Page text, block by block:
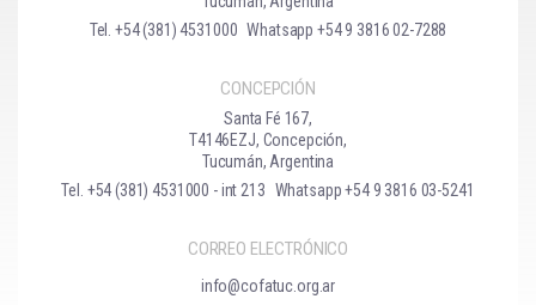
Tel. +54 (381) 4531000 Whatsapp +54 9 3816 02-7288
CONCEPCIÓN
Santa Fé 167,
T4146EZJ, Concepción,
Tucumán, Argentina
Tel. +54 (381) 4531000 - int 213 Whatsapp +54 9 3816 03-5241
CORREO ELECTRÓNICO
info@cofatuc.org.ar